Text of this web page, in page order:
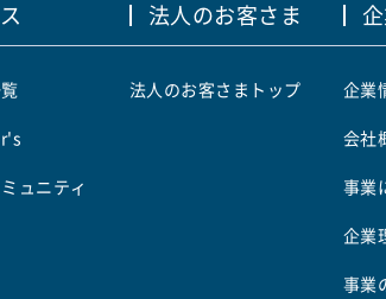
ュニティ
法人のお客さま
法人のお客さまトップ 企業
会社
事業
企業
事業